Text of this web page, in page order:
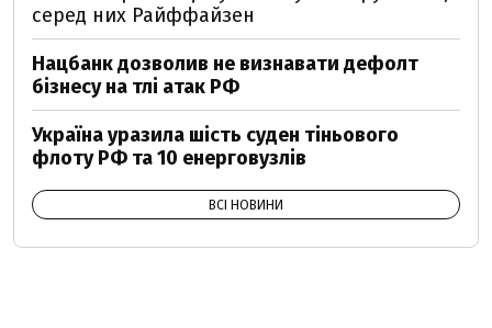
серед них Райффайзен
Нацбанк дозволив не визнавати дефолт
бізнесу на тлі атак РФ
Україна уразила шість суден тіньового
флоту РФ та 10 енерговузлів
ВСІ НОВИНИ